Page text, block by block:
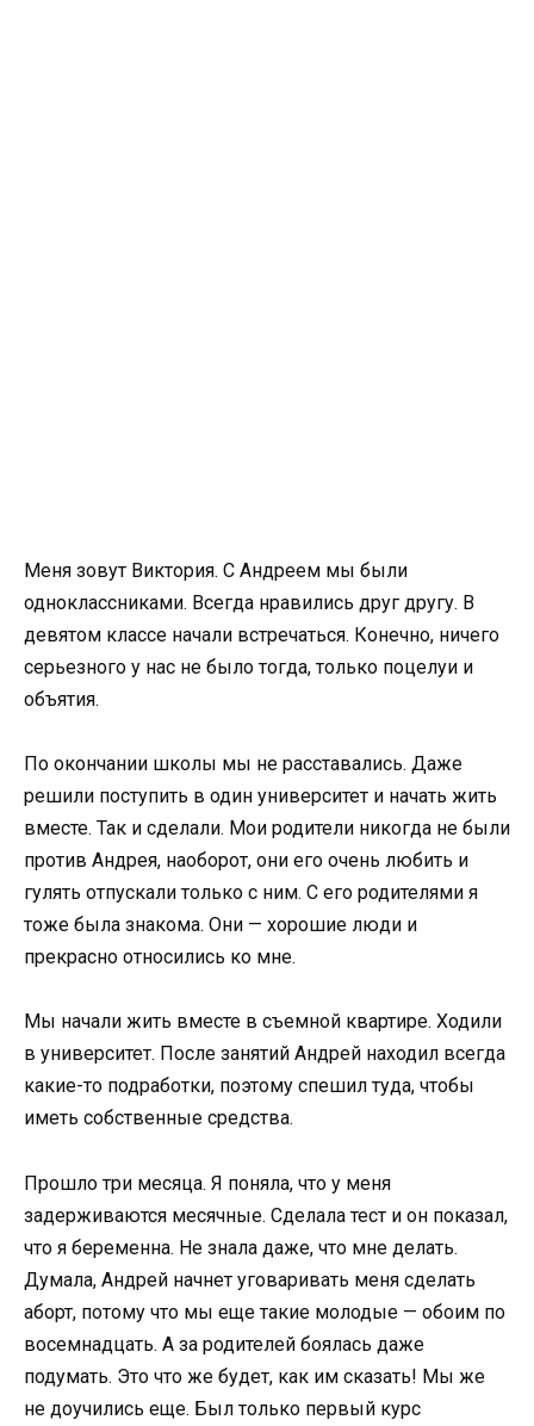
Меня зовут Виктория. С Андреем мы были
одноклассниками. Всегда нравились друг другу. В
девятом классе начали встречаться. Конечно, ничего
серьезного у нас не было тогда, только поцелуи и
объятия.
По окончании школы мы не расставались. Даже
решили поступить в один университет и начать жить
вместе. Так и сделали. Мои родители никогда не были
против Андрея, наоборот, они его очень любить и
гулять отпускали только с ним. С его родителями я
тоже была знакома. Они — хорошие люди и
прекрасно относились ко мне.
Мы начали жить вместе в съемной квартире. Ходили
в университет. После занятий Андрей находил всегда
какие-то подработки, поэтому спешил туда, чтобы
иметь собственные средства.
Прошло три месяца. Я поняла, что у меня
задерживаются месячные. Сделала тест и он показал,
что я беременна. Не знала даже, что мне делать.
Думала, Андрей начнет уговаривать меня сделать
аборт, потому что мы еще такие молодые — обоим по
восемнадцать. А за родителей боялась даже
подумать. Это что же будет, как им сказать! Мы же
не доучились еще. Был только первый курс